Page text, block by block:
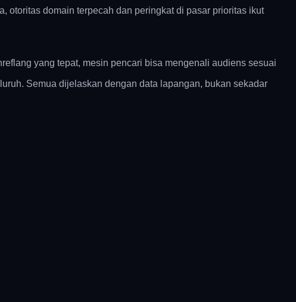
otoritas domain terpecah dan peringkat di pasar prioritas ikut
yang tepat, mesin pencari bisa mengenali audiens sesuai
Semua dijelaskan dengan data lapangan, bukan sekadar